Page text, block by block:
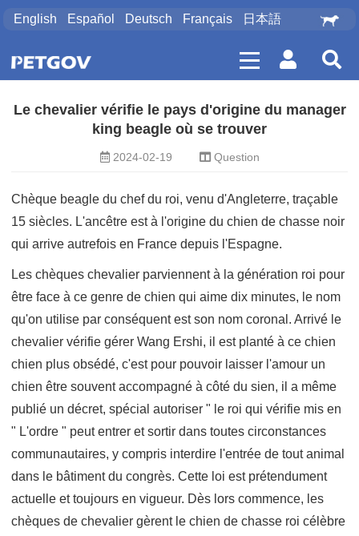
English Español Deutsch Français 日本語
Le chevalier vérifie le pays d'origine du manager
king beagle où se trouver
2024-02-19 Question
Chèque beagle du chef du roi, venu d'Angleterre, traçable
15 siècles. L'ancêtre est à l'origine du chien de chasse noir
qui arrive autrefois en France depuis l'Espagne.
Les chèques chevalier parviennent à la génération roi pour
être face à ce genre de chien qui aime dix minutes, le nom
qu'on utilise par conséquent est son nom coronal. Arrivé le
chevalier vérifie gérer Wang Ershi, il est planté à ce chien
chien plus obsédé, c'est pour pouvoir laisser l'amour un
chien être souvent accompagné à côté du sien, il a même
publié un décret, spécial autoriser " le roi qui vérifie mis en
" L'ordre " peut entrer et sortir dans toutes circonstances
communautaires, y compris interdire l'entrée de tout animal
dans le bâtiment du congrès. Cette loi est prétendument
actuelle et toujours en vigueur. Dès lors commence, les
chèques de chevalier gèrent le chien de chasse roi célèbre